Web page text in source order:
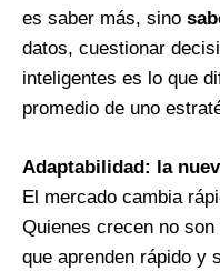
es saber más, sino
datos, cuestionar
inteligentes es lo que
promedio de uno
Adaptabilidad: la
El mercado cambia
Quienes crecen no
que aprenden rápido y